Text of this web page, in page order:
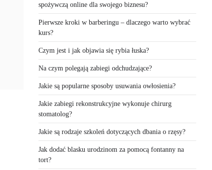
spożywczą online dla swojego biznesu?
Pierwsze kroki w barberingu – dlaczego warto wybrać
kurs?
Czym jest i jak objawia się rybia łuska?
Na czym polegają zabiegi odchudzające?
Jakie są popularne sposoby usuwania owłosienia?
Jakie zabiegi rekonstrukcyjne wykonuje chirurg
stomatolog?
Jakie są rodzaje szkoleń dotyczących dbania o rzęsy?
Jak dodać blasku urodzinom za pomocą fontanny na
tort?